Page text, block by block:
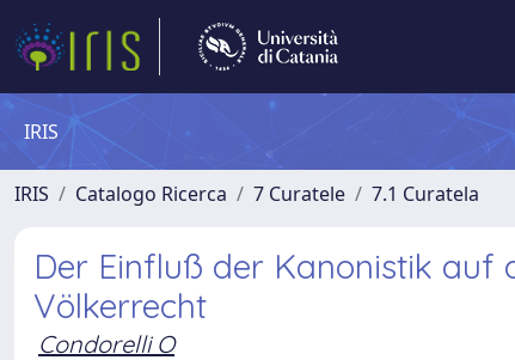
IRIS
IRIS Catalogo Ricerca 7 Curatele 7.1 Curatela
Der Einfluß der Kanonistik auf
Völkerrecht
Condorelli O